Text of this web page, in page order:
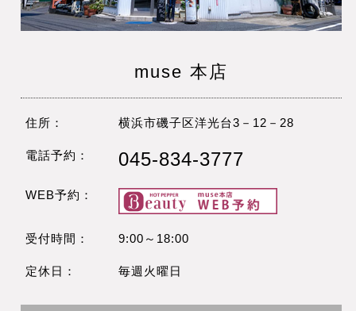
muse 本店
住所： 横浜市磯子区洋光台3－12－28
電話予約： 045-834-3777
WEB予約：
受付時間： 9:00～18:00
定休日： 毎週火曜日